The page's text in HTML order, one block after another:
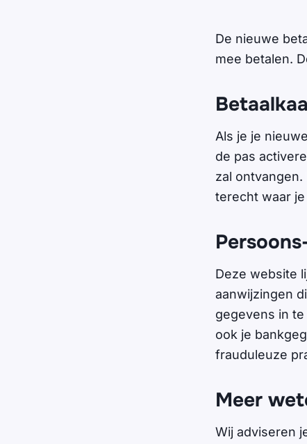
De nieuwe
mee betalen.
Als je je
de pas
zal
terecht waar
Deze website
aanwijzingen
gegevens in
ook je
frauduleuze
Meer
Wij adviseren